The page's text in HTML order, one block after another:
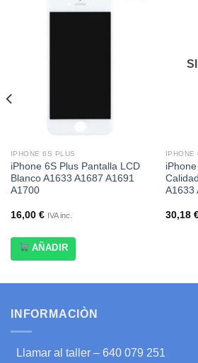
IPHONE 6S PLUS
iPhone 6S Plus Pantalla LCD
Blanco A1633 A1687 A1691
A1700
16,00 € IVA inc.
AÑADIR
IPHONE
A1633
30,18
INFORMACIÒN
Llamar al taller – 640 079 251